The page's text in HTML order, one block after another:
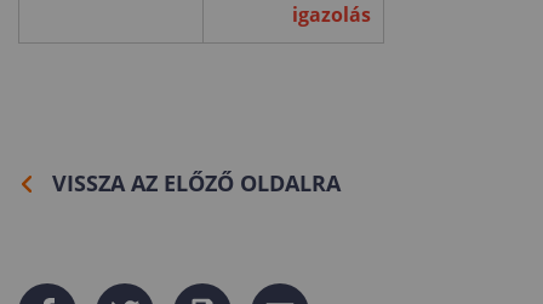
igazolás
VISSZA AZ ELŐZŐ OLDALRA